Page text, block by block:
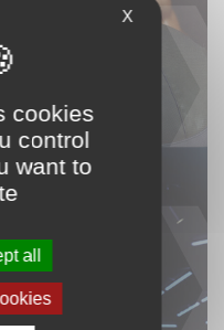
X
cookies
control
want to
all